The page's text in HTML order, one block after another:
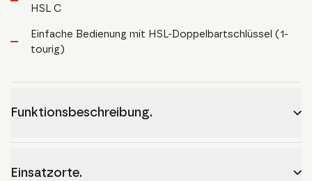
HSL C
Einfache Bedienung mit HSL-Doppelbartschlüssel (1-
tourig)
Funktionsbeschreibung.
Einsatzorte.